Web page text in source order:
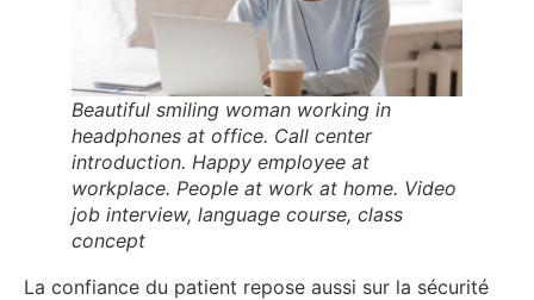
Beautiful smiling woman working in
headphones at office. Call center
introduction. Happy employee at
workplace. People at work at home. Video
job interview, language course, class
concept
La confiance du patient repose aussi sur la sécurité